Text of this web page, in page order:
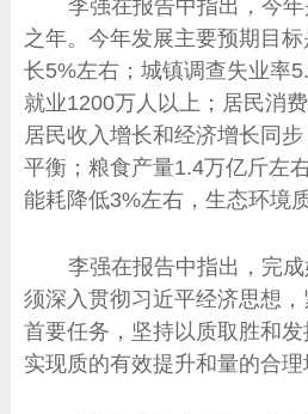
李强在报告中指出，今年
之年。今年发展主要预期目
长5%左右；城镇调查失业率
就业1200万人以上；居民消
居民收入增长和经济增长同
平衡；粮食产量1.4万亿斤左
能耗降低3%左右，生态环境
李强在报告中指出，完
须深入贯彻习近平经济思想
首要任务，坚持以质取胜和发
实现质的有效提升和量的合理